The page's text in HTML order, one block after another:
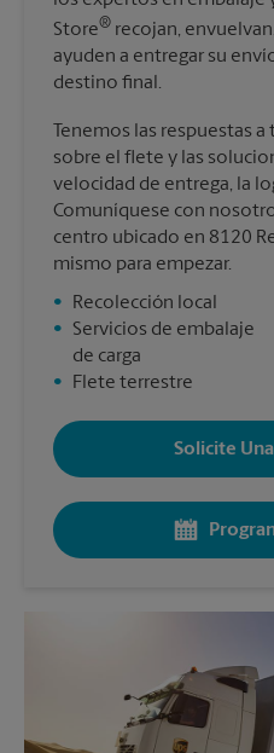
Store® recojan,
ayuden a entregar su
destino final.
Tenemos las respuestas
sobre el flete y las
velocidad de entrega, la
Comuníquese con
centro ubicado en 8120
mismo para empezar.
•
Recolección local
•
Servicios de embalaje
de carga
•
Flete terrestre
Solicite